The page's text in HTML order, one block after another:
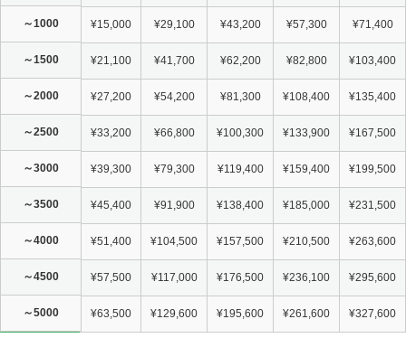
～1000 ¥15,000 ¥29,100 ¥43,200 ¥57,300 ¥71,400
～1500 ¥21,100 ¥41,700 ¥62,200 ¥82,800 ¥103,400
～2000 ¥27,200 ¥54,200 ¥81,300 ¥108,400 ¥135,400
～2500 ¥33,200 ¥66,800 ¥100,300 ¥133,900 ¥167,500
～3000 ¥39,300 ¥79,300 ¥119,400 ¥159,400 ¥199,500
～3500 ¥45,400 ¥91,900 ¥138,400 ¥185,000 ¥231,500
～4000 ¥51,400 ¥104,500 ¥157,500 ¥210,500 ¥263,600
～4500 ¥57,500 ¥117,000 ¥176,500 ¥236,100 ¥295,600
～5000 ¥63,500 ¥129,600 ¥195,600 ¥261,600 ¥327,600